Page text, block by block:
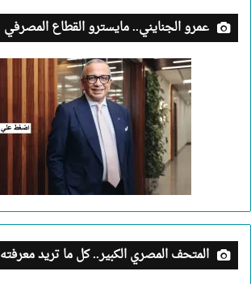
عمرو الجنايني.. مايسترو القطاع المصرفي
المتحف المصري الكبير.. كل ما تريد معرفته